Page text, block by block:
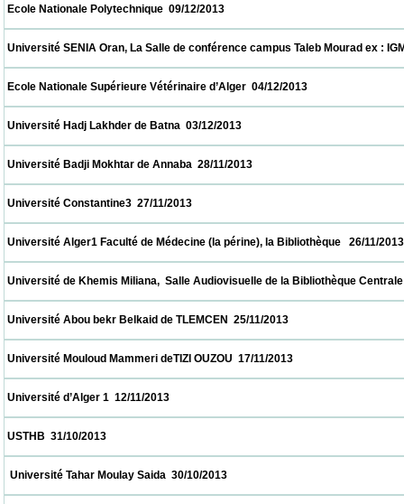
Ecole Nationale Polytechnique  09/12/2013
Université SENIA Oran, La Salle de conférence campus Taleb
Ecole Nationale Supérieure Vétérinaire d’Alger  04/12/2013
Université Hadj Lakhder de Batna  03/12/2013
Université Badji Mokhtar de Annaba  28/11/2013
Université Constantine3  27/11/2013
Université Alger1 Faculté de Médecine (la périne), la
Université de Khemis Miliana,  Salle Audiovisuelle de la
Université Abou bekr Belkaid de TLEMCEN  25/11/2013
Université Mouloud Mammeri deTIZI OUZOU  17/11/2013
Université d’Alger 1  12/11/2013
USTHB  31/10/2013
Université Tahar Moulay Saida  30/10/2013